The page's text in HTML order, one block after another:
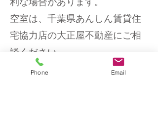
利な場合が​あります。
空室は、千葉県あんしん賃貸住
宅協力店の​大正屋不動産にご相
談ください。
入居後の、定期訪問、行政との
Phone Email